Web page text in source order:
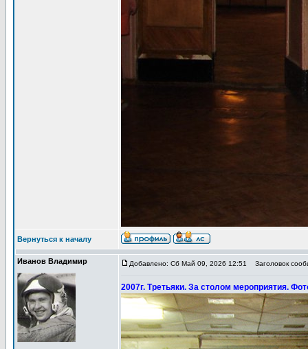
Вернуться к началу
Иванов Владимир Добавлено: Сб Май 09, 2026 12:51 Заголовок
2007г. Третьяки. За столом мероприятия.